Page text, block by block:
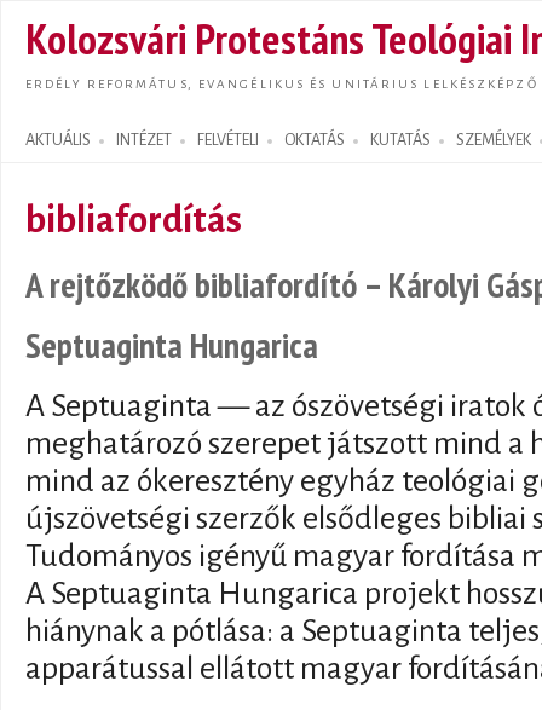
Kolozsvári Protestáns Teológiai
ERDÉLY REFORMÁTUS, EVANGÉLIKUS ÉS UNITÁRIUS LELKÉSZKÉPZŐ
AKTUÁLIS INTÉZET FELVÉTELI OKTATÁS KUTATÁS SZEMÉLYEK
Search form
bibliafordítás
A rejtőzködő bibliafordító – Károlyi
Septuaginta Hungarica
A Septuaginta — az ószövetségi
meghatározó szerepet játszott mind a
mind az ókeresztény egyház teológiai
újszövetségi szerzők elsődleges bibliai
Tudományos igényű magyar fordítása
A Septuaginta Hungarica projekt
hiánynak a pótlása: a Septuaginta
apparátussal ellátott magyar